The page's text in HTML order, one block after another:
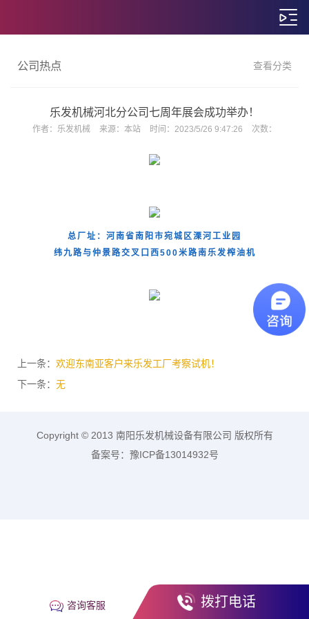
公司热点 查看分类
乐发机械河北分公司七周年展会成功举办！
作者： 乐发机械 来源： 本站 时间： 2023/5/26 9:47:26 次数：
总厂址：河南省南阳市宛城区溧河工业园
纬九路与仲景路交叉口西500米路南乐发榨油机
上一条： 欢迎东南亚客户来乐发工厂考察试机！
下一条： 无
咨询客服 拨打电话
Copyright © 2013 南阳乐发机械设备有限公司 版权所有
备案号：豫ICP备13014932号